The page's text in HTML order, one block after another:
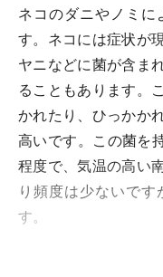
ネコのダニやノミに
す。ネコには症状が
ヤニなどに菌が含ま
ることもあります。
かれたり、ひっかか
高いです。この菌を
程度で、気温の高い
り頻度は少ないです
す。